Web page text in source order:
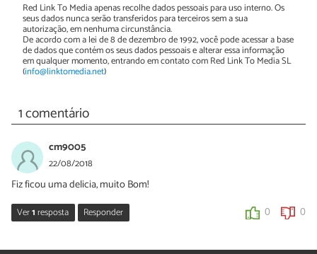
Red Link To Media apenas recolhe dados pessoais para uso interno. Os
seus dados nunca serão transferidos para terceiros sem a sua
autorização, em nenhuma circunstância.
De acordo com a lei de 8 de dezembro de 1992, você pode acessar a base
de dados que contém os seus dados pessoais e alterar essa informação
em qualquer momento, entrando em contato com Red Link To Media SL
(info@linktomedia.net)
1 comentário
cm9005
22/08/2018
Fiz ficou uma delicia, muito Bom!
Ver1resposta Responder 0 0